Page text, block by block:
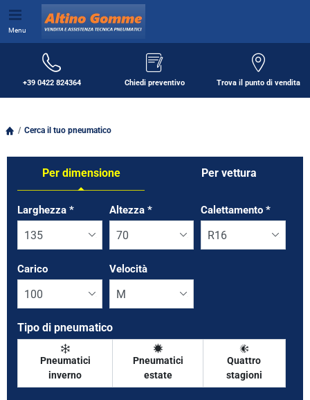
Menu
+39 0422 824364 Chiedi preventivo Trova il punto di vendita
Cerca il tuo pneumatico
Per dimensione Per vettura
Tab updated: Per dimensione
Larghezza * Altezza * Calettamento*
Carico Velocità
Tipo di pneumatico
Pneumatici
inverno
Pneumatici
estate
Quattro
stagioni